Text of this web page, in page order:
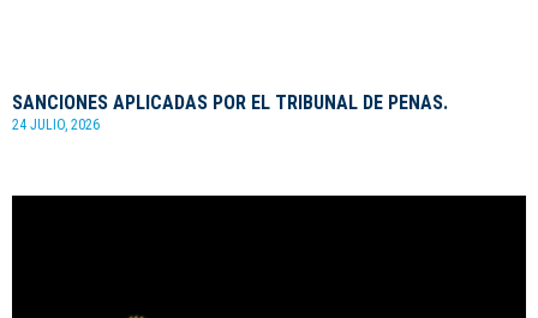
SANCIONES APLICADAS POR EL TRIBUNAL DE PENAS.
24 JULIO, 2026